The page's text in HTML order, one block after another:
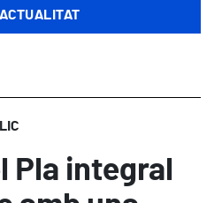
Pla integral